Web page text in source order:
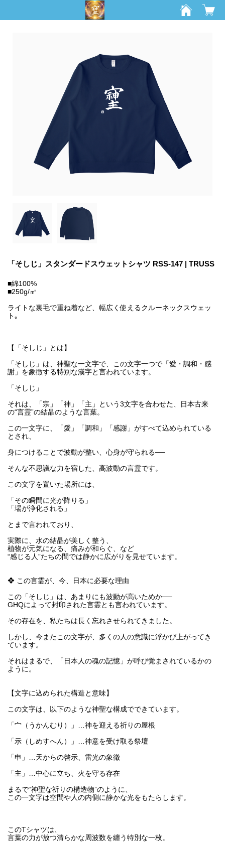
「そしじ」スタンダードスウェットシャツ RSS-147 | TRUSS
■綿100%
■250g/㎡
ライトな裏毛で重ね着など、幅広く使えるクルーネックスウェッ
ト｡
【「そしじ」とは】
「そしじ」は、神聖な一文字で、この文字一つで「愛・調和・感
謝」を象徴する特別な漢字と言われています。
「そしじ」
それは、「宗」「神」「主」という3文字を合わせた、日本古来
の“言霊”の結晶のような言葉。
この一文字に、「愛」「調和」「感謝」がすべて込められている
とされ、
身につけることで波動が整い、心身が守られる──
そんな不思議な力を宿した、高波動の言霊です。
この文字を置いた場所には、
「その瞬間に光が降りる」
「場が浄化される」
とまで言われており、
実際に、水の結晶が美しく整う、
植物が元気になる、痛みが和らぐ、など
“感じる人”たちの間では静かに広がりを見せています。
❖ この言霊が、今、日本に必要な理由
この「そしじ」は、あまりにも波動が高いためか──
GHQによって封印された言霊とも言われています。
その存在を、私たちは長く忘れさせられてきました。
しかし、今またこの文字が、多くの人の意識に浮かび上がってき
ています。
それはまるで、「日本人の魂の記憶」が呼び覚まされているかの
ように。
【文字に込められた構造と意味】
この文字は、以下のような神聖な構成でできています。
「宀（うかんむり）」…神を迎える祈りの屋根
「示（しめすへん）」…神意を受け取る祭壇
「申」…天からの啓示、雷光の象徴
「主」…中心に立ち、火を守る存在
まるで“神聖な祈りの構造物”のように、
この一文字は空間や人の内側に静かな光をもたらします。
このTシャツは、
言葉の力が放つ清らかな周波数を纏う特別な一枚。